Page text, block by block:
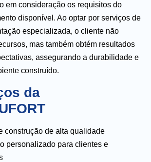
em consideração os requisitos do
disponível. Ao optar por serviços de
especializada, o cliente não
mas também obtém resultados
assegurando a durabilidade e
construído.
da
construção de alta qualidade
personalizado para clientes e